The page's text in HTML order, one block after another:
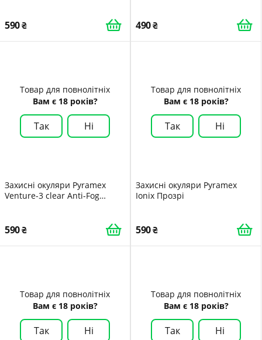
590 490
Товар для повнолітніх
Вам є 18 років?
Так Ні
Захисні окуляри Pyramex
Venture-3 clear Anti-Fog
590
Товар для повнолітніх
Вам є 18 років?
Так Ні
Захисні окуляри Pyramex
Ionix Прозрі
590
Товар для повнолітніх
Вам є 18 років?
Так Ні
Товар для повнолітніх
Вам є 18 років?
Так Ні